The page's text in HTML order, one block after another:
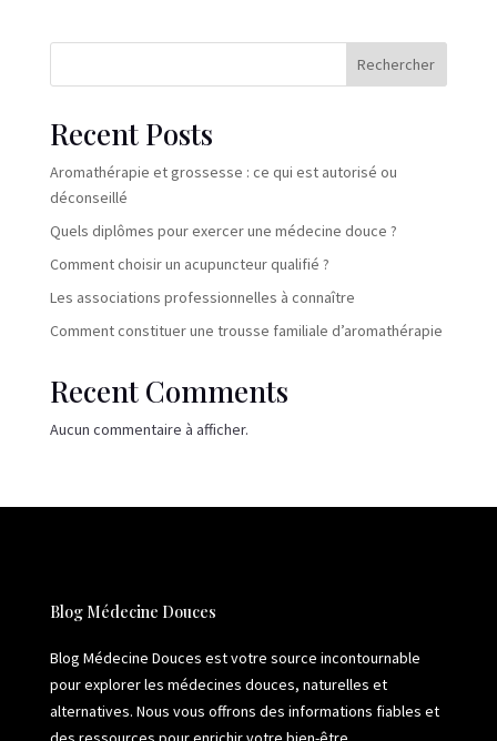
Rechercher
Recent Posts
Aromathérapie et grossesse : ce qui est autorisé ou
déconseillé
Quels diplômes pour exercer une médecine douce ?
Comment choisir un acupuncteur qualifié ?
Les associations professionnelles à connaître
Comment constituer une trousse familiale d’aromathérapie
Recent Comments
Aucun commentaire à afficher.
Blog Médecine Douces
Blog Médecine Douces est votre source incontournable
pour explorer les médecines douces, naturelles et
alternatives. Nous vous offrons des informations fiables et